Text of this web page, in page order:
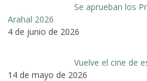
Se aprueban los
Arahal 2026
4 de junio de 2026
Vuelve el cine de
14 de mayo de 2026